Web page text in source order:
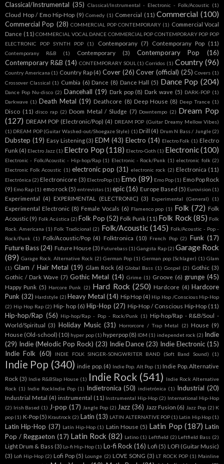
Classical/Instrumental (35) Classical/Instrumental - Electronic - Folk/Acoustic (1)
Cloud Hop / Emo Hip-Hop (9) Comedy (1) Comercial (11) Commercial (100)
Commercial Pop (28) COMMERCIAL POP CONTEMPORARY (1) Commercial Vocal
Dance (11) COMMERCIAL VOCAL DANCE COMMERCIAL POP CONTEMPORARY POP POP
ELECTRONIC POP SYNTH POP
(1) Contemporany (7) Contemporany Pop (11)
Contemporany R&B (1) Contemporary (3) Contemporary Pop
(16)
Contemporary R&B (14) CONTEMPORARY SOUL (1) Corridos (1) Country (96)
Country Americana (1) Country Rap (4) Cover (26) Cover (official) (25) Covers (1)
Crossover Classical (1) Cumbia (6) Dance (8) Dance Hall (5) Dance Pop (204)
Dance Pop Nu-disco (2) Dancehall (19) Dark pop (8) Dark wave (5) DARK-POP (1)
Darkwave (1) Death Metal (19) Deathcore (8) Deep House (8) Deep Trance (1)
Disco (11) disco rap (2) Doom Metal / Sludge (7) Downtempo (2) Dream Pop
(127) DREAM POP (Electronic/Pop) (4) DREAM POP (Guitar Dreamy Mellow Vibes)
(1) DREAM POP (Guitar Washed-out/Shoegaze Style) (1) Drill (4) Drum N Bass / Jungle (2)
Dubstep (19) Easy Listening (3) EDM (43) Electro (14) Electro Folk (1) Electro
Funk (4) Electro Jazz (1) Electro Pop (118) Electro-Goth (1) Electronic(100)
Electronic - Folk/Acoustic - Hip-hop/Rap (1) Electronic - Rock/Punk (1) electronic folk (2)
Electronic Folk Acoustic (1) electronic pop (31) electronic rock (2) Electronica (11)
Electrónica (2) Electronicore (3) ElectroPop (1) Emo (89) Emo Pop (1) Emo Pop Rock
(9) Emo Rap (1) emo rock (5) entrevistas (1) epic (16) Europe Based (5) Eurovision (1)
Experimental (4) EXPERIMENTAL (ELECTRONIC) (3) Experimental (General) (1)
Experimental Electronic (8) Female Vocals (6) Flamenco pop (1) Folk (72) Folk
Acoustic (9) Folk Acústica (2) Folk Pop (52) Folk Punk (11) Folk Rock (85) Folk
Rock. Americana (1) Folk Tradicional (2) Folk/Acoustic (145) Folk/Acoustic - Pop -
Rock/Punk (1) Folk/Acoustic/Pop (4) Folktronica (10) French Pop (2) Funk (17)
Future Bass (24) Future House (3) Futurebass (1) Gangsta Rap (2) Garage Rock
(89) Garage Rock. Alternative Rock (2) German Pop (1) German pop (Schlager) (1) Glam
(1) Glam / Hair Metal (19) Glam Rock (6) Global Bass (1) Gospel (2) Gothic (3)
Gothic / Dark Wave (7) Gothic Metal (14) Grime (1) Groove (6) grunge (45)
Happy Punk (5) Harcore Punk (2) Hard Rock (250) Hardcore (4) Hardcore
Punk (32) Hardstyle (2) Heavy Metal (14) Hip Hop (4) Hip Hop /Conscious Hip-Hop
(2) Hip Hop Rap (2) Hip- hop (6) Hip-Hop (27) Hip-Hop / Conscious Hip-Hop (11)
Hip-hop/Rap (56) Hip-hop/Rap - Pop - Rock/Punk (1) Hip-hop/Rap - R&B/Soul -
World/Spiritual (3) Holiday Music (31) Horrorcore / Trap Metal (2) House (9)
House (Old-school) (10) hyper pop (1) hyperpop (8) IDM (1) independet rock (2) Indie
(29) Indie (Melodic Pop Rock) (23) Indie Dance (23) Indie Electronic (15)
Indie Folk (60) INDIE FOLK SINGER-SONGWRITER BAND (Soft Band Sound) (1)
Indie Pop (340) indie pop. (4) Indie Pop. Alt Pop (1) Indie Pop. Alternative
Rock (3) Indie R&BSlap House (1) Indie Rock (541) Indie Rock Alternative
Rock (1) Indie RockIndie Pop (1) Indietronica (50) indietrónica (1) Industrial (20)
Industrial Metal (4) instrumental (11) Instrumental Hip-Hop (2) International Hip-Hop
(2) Irish Based (1) J-pop (17) Jangle Pop (2) Jazz (36) Jazz Fusion (6) Jazz Pop (2) K
pop (1) K-Pop (5) Krautrock (2) Latin (13) LATIN ALTERNATIVE POP (1) Latin Hip Hop (1)
Latin Hip-Hop (37) Latín Hip-Hop (1) Latin House (5) Latin Pop (187) Latin
Pop / Reggaeton (17) Latin Rock (82) Latino (1) Leftfield (2) Leftfield Bass (2)
Light Drum & Bass (3) Lo-fi Hip-Hop (1) Lo-fi Rock (16) Lofi (5) LOFI (Guitar Music)
(3) Lofi Hip-Hop (2) Lofi Pop (5) Lounge (2) LOVE SONG (3) LT ROCK POP (1) Mainline